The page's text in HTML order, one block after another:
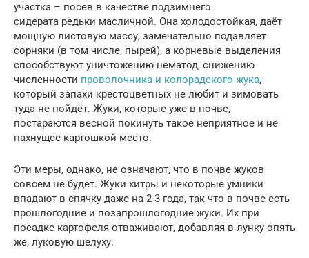
участка – посев в качестве подзимнего
сидерата редьки масличной. Она холодостойкая, даёт
мощную листовую массу, замечательно подавляет
сорняки (в том числе, пырей), а корневые выделения
способствуют уничтожению нематод, снижению
численности проволочника и колорадского жука,
который запахи крестоцветных не любит и зимовать
туда не пойдёт. Жуки, которые уже в почве,
постараются весной покинуть такое неприятное и не
пахнущее картошкой место.
Эти меры, однако, не означают, что в почве жуков
совсем не будет. Жуки хитры и некоторые умники
впадают в спячку даже на 2-3 года, так что в почве есть
прошлогодние и позапрошлогодние жуки. Их при
посадке картофеля отваживают, добавляя в лунку опять
же, луковую шелуху.